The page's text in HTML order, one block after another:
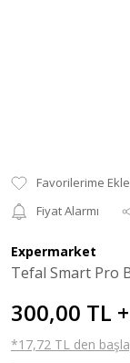
Fiyat Alarmı
Expermarket
Tefal Smart Pro
300,00 TL
*17,72 TL den